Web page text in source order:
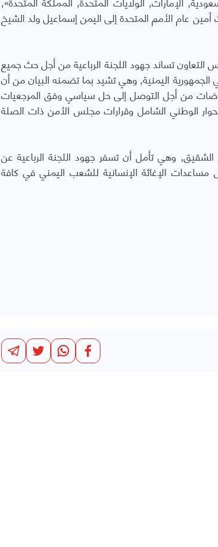
عن الشؤون الخارجية بسلطنة عمان٬ ومبعوث أمين عام الأمم المتحدة إلى اليمن إسماعيل ولد الشيخ
التعاون تساند جهود اللجنة الرباعية من أجل حث جميع
الأطراف على العودة إلى طاولة المفاوضات لإحلال السلام الشامل في الجمهورية اليمنية٬ وهي تشيد بما تضمنه البيان من أن
من أجل التوصل إلى حل سياسي وفق المرجعيات
الوطني الشامل وقرارات مجلس الأمن ذات الصلة
وأوضح الأمين العام أن دول الخليج «تؤكد دعمها ومساندتها لليمن الشقيق٬ وهي تأمل أن تسفر جهود اللجنة الرباعية عن
في اليمن٬ واستئناف مفاوضات السلام٬ وإيصال مساعدات الإغاثة الإنسانية للشعب اليمني في كافة